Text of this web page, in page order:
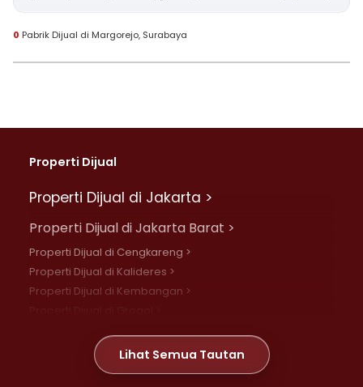
0 Pabrik Dijual di Margorejo, Surabaya
Properti Dijual
Properti Dijual di Jakarta >
Properti Dijual di Jakarta Barat >
Properti Dijual di Cengkareng >
Properti Dijual di Kalideres >
Properti Dijual di Kembangan >
Properti Dijual di Meruya >
Properti Dijual di Jelambar >
Lihat Semua Tautan